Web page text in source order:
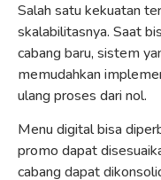
Salah satu kekuatan
skalabilitasnya. Saat
cabang baru, sistem
memudahkan
ulang proses dari nol.
Menu digital bisa
promo dapat
cabang dapat